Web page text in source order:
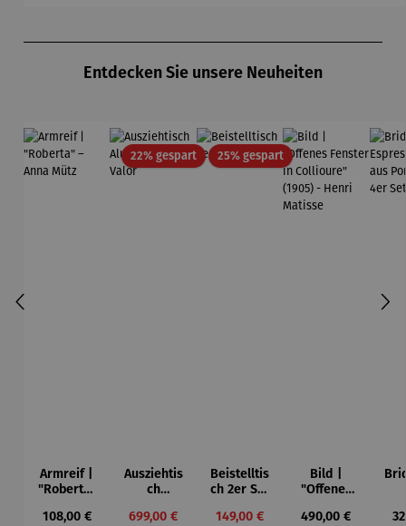
Entdecken Sie unsere Neuheiten
Armreif |
"Roberta"
Mütz
Regulärer Preis:
108,00 €
22% gespartRabatt
Ausziehtis
ch
– Valor
Verkaufspreis:
699,00 €
25% gespartRabatt
Beistelltis
ch 2er Set
Verkaufspreis:
149,00 €
Bild |
"Offenes
Collioure"
Regulärer Preis:
490,00 €